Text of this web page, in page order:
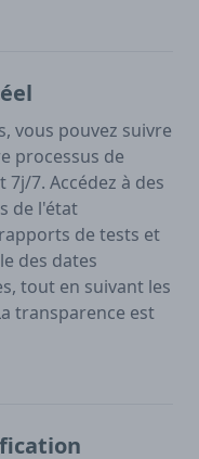
vous pouvez suivre
processus de
7. Accédez à des
de l'état
de tests et
des dates
tout en suivant les
transparence est